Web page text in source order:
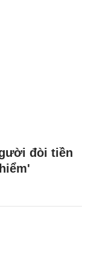
đòi tiền